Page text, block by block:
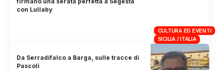
CULTURA ED EVENTI
SICILIA / ITALIA
con Lullaby
Da Serradifalco a Barga, sulle tracce di
Pascoli